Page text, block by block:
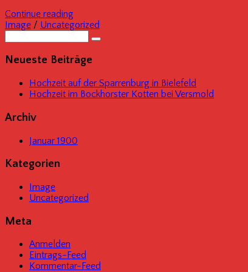
Continue reading
Image / Uncategorized
Neu­es­te Beiträge
Hoch­zeit auf der Spar­ren­burg in Bielefeld
Hoch­zeit im Bock­hors­ter Kot­ten bei Versmold
Archiv
Januar 1900
Kate­go­rien
Image
Uncategorized
Meta
Anmelden
Eintrags-Feed
Kommentar-Feed